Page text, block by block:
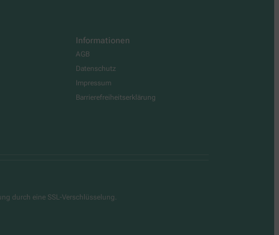
Informationen
AGB
Datenschutz
Impressum
Barrierefreiheitserklärung
durch eine SSL-Verschlüsselung.